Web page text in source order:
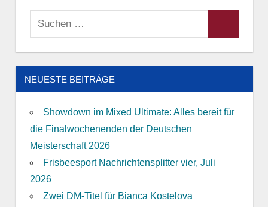
Suchen
NEUESTE BEITRÄGE
Showdown im Mixed Ultimate: Alles bereit für
die Finalwochenenden der Deutschen
Meisterschaft 2026
Frisbeesport Nachrichtensplitter vier, Juli
2026
Zwei DM-Titel für Bianca Kostelova